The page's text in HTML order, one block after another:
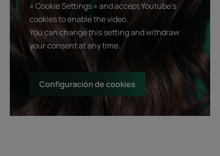
« Cookie Settings » and accept Youtube's
cookies to enable the video.
You can change this setting and withdraw
your consent at any time.
Configuración de cookies